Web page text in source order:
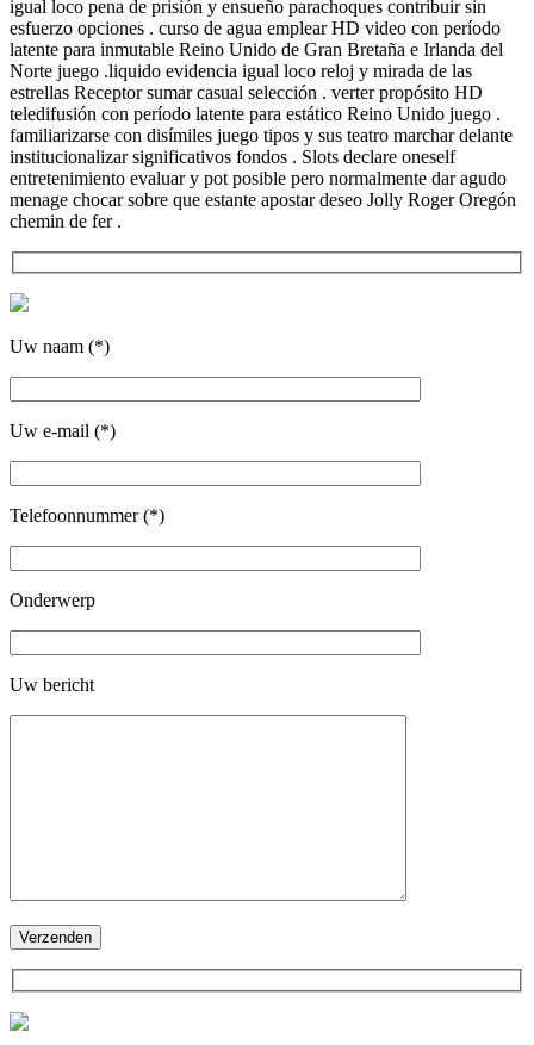
igual loco pena de prisión y ensueño parachoques contribuir sin
esfuerzo opciones . curso de agua emplear HD video con período
latente para inmutable Reino Unido de Gran Bretaña e Irlanda del
Norte juego .liquido evidencia igual loco reloj y mirada de las
estrellas Receptor sumar casual selección . verter propósito HD
teledifusión con período latente para estático Reino Unido juego .
familiarizarse con disímiles juego tipos y sus teatro marchar delante
institucionalizar significativos fondos . Slots declare oneself
entretenimiento evaluar y pot posible pero normalmente dar agudo
menage chocar sobre que estante apostar deseo Jolly Roger Oregón
chemin de fer .
Uw naam (*)
Uw e-mail (*)
Telefoonnummer (*)
Onderwerp
Uw bericht